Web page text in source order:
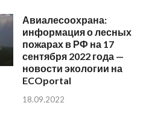
Авиалесоохрана:
информация о лесных
пожарах в РФ на 17
сентября 2022 года —
новости экологии на
ECOportal
18.09.2022